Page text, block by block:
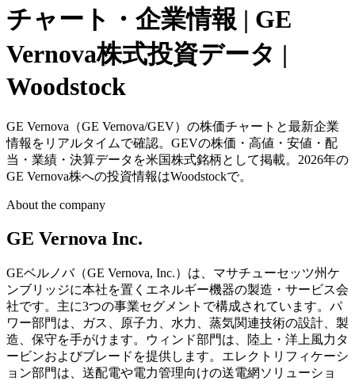
チャート・企業情報 | GE
Vernova株式投資データ |
Woodstock
GE Vernova（GE Vernova/GEV）の株価チャートと最新企業
情報をリアルタイムで確認。GEVの株価・高値・安値・配
当・業績・決算データを米国株式銘柄として掲載。2026年の
GE Vernova株への投資情報はWoodstockで。
About the company
GE Vernova Inc.
GEベルノバ（GE Vernova, Inc.）は、マサチューセッツ州ケ
ンブリッジに本社を置くエネルギー機器の製造・サービス会
社です。主に3つの事業セグメントで構成されています。パ
ワー部門は、ガス、原子力、水力、蒸気関連技術の設計、製
造、保守を手がけます。ウィンド部門は、陸上・洋上風力タ
ービンおよびブレードを提供します。エレクトリフィケーシ
ョン部門は、送配電や電力管理向けの送電網ソリューショ